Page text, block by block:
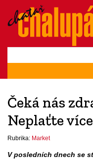
Čeká nás
Neplaťte
Rubrika: Market
V posledních dnech se